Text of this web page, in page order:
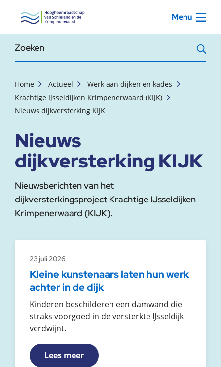
, startpagina Menu
Zoekterm
Home Actueel
Werk aan dijken en kades
Krachtige IJsseldijken Krimpenerwaard (KIJK)
Nieuws dijkversterking KIJK
Nieuws
dijkversterking KIJK
Nieuwsberichten van het
dijkversterkingsproject Krachtige IJsseldijken
Krimpenerwaard (KIJK).
Kleine kunstenaars laten hun werk
achter in de dijk
23 juli 2026
Kinderen beschilderen een damwand die
straks voorgoed in de versterkte IJsseldijk
verdwijnt.
Lees meer